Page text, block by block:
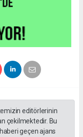
editörlerinin
çekilmektedir. Bu
geçen ajans